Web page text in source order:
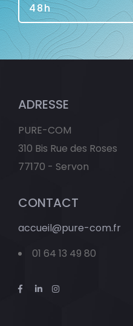
48h
ADRESSE
PURE-COM
310 Bis Rue des Roses
77170 - Servon
CONTACT
accueil@pure-com.fr
01 64 13 49 80